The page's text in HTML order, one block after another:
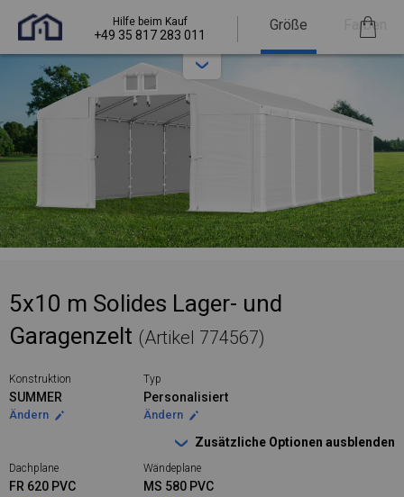
Hilfe beim Kauf
+49 35 817 283 011
Größe Farben
5x10 m Solides Lager- und
Garagenzelt (Artikel 774567)
Konstruktion
SUMMER
Ändern
Typ
Personalisiert
Ändern
Zusätzliche Optionen ausblenden
Dachplane
FR 620 PVC
Wändeplane
MS 580 PVC